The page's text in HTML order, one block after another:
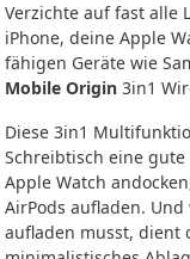
Verzichte auf fast alle
iPhone, deine Apple
fähigen Geräte wie
Mobile Origin 3in1
Diese 3in1
Schreibtisch eine
Apple Watch
AirPods aufladen.
aufladen musst, dient